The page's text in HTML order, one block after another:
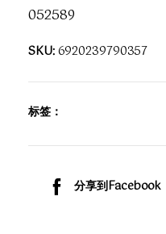
052589
SKU:6920239790357
标签：
分享到Facebook